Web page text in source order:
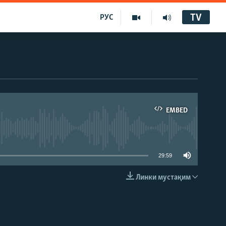
РУС TV
EMBED
EMBED
29:59
Линки мустақим